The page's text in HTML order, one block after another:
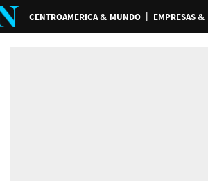
CENTROAMERICA & MUNDO EMPRESAS &